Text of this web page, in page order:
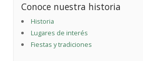
Conoce nuestra historia
Historia
Lugares de interés
Fiestas y tradiciones